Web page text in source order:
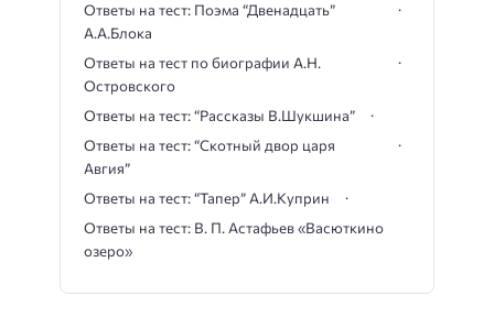
Ответы на тест: Поэма “Двенадцать”
А.А.Блока
Ответы на тест по биографии А.Н.
Островского
Ответы на тест: “Рассказы В.Шукшина”
Ответы на тест: “Скотный двор царя
Авгия”
Ответы на тест: “Тапер” А.И.Куприн
Ответы на тест: В. П. Астафьев «Васюткино
озеро»